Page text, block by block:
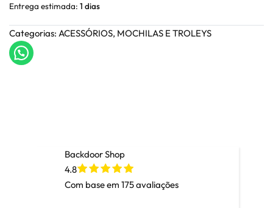
Entrega estimada: 1 dias
Categorias: ACESSÓRIOS, MOCHILAS E TROLEYS
Backdoor Shop
4.8
Com base em 175avaliações